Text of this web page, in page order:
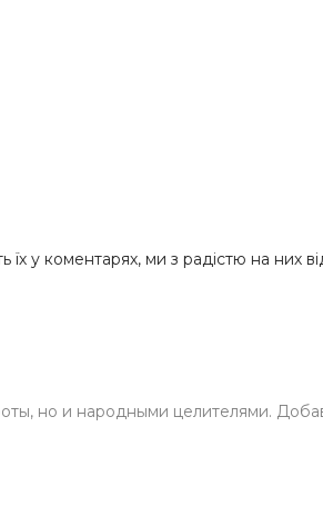
у коментарях, ми з радістю на них
но и народными целителями.